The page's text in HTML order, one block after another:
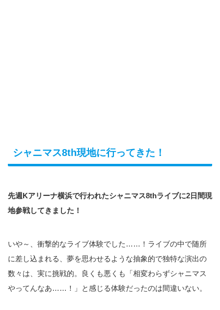
シャニマス8th現地に行ってきた！
先週Kアリーナ横浜で行われたシャニマス8thライブに2日間現
地参戦してきました！
いや～、衝撃的なライブ体験でした……！ライブの中で随所
に差し込まれる、夢を思わせるような抽象的で独特な演出の
数々は、実に挑戦的。良くも悪くも「相変わらずシャニマス
やってんなあ……！」と感じる体験だったのは間違いない。